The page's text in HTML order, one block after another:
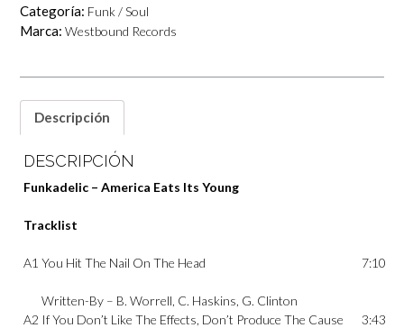
Categoría: Funk / Soul
Marca: Westbound Records
Descripción
DESCRIPCIÓN
Funkadelic – America Eats Its Young
Tracklist
A1 You Hit The Nail On The Head
Written-By – B. Worrell, C. Haskins, G. Clinton
7:10
A2 If You Don’t Like The Effects, Don’t Produce The Cause 3:43